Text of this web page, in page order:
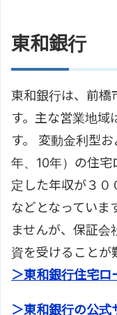
東和銀行
東和銀行は、前橋
す。主な営業地域
す。 変動金利型
年、10年）の住宅
定した年収が３０
などとなっていま
ませんが、保証
資を受けることが
＞東和銀行住宅ロ
＞東和銀行の公式